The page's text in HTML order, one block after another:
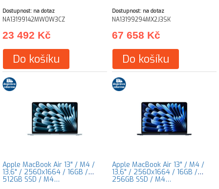
Dostupnost: na dotaz
NA13199142MW0W3CZ
23 492 Kč
Do košíku
Dostupnost: na dotaz
NA13199294MX2J3SK
67 658 Kč
Do košíku
Apple MacBook Air 13" / M4 /
13,6" / 2560x1664 / 16GB /
512GB SSD / M4…
Apple MacBook Air 13" / M4 /
13,6" / 2560x1664 / 16GB /
256GB SSD / M4…